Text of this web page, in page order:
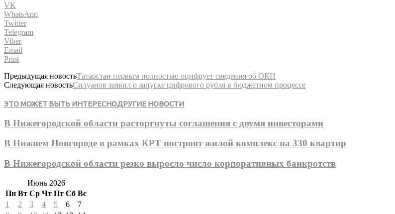
VK
WhatsApp
Twitter
Telegram
Viber
Email
Print
Предыдущая новостьТатарстан первым полностью оцифрует сведения об ОКН
Следующая новостьСилуанов заявил о запуске цифрового рубля в бюджетном процессе
ЭТО МОЖЕТ БЫТЬ ИНТЕРЕСНОДРУГИЕ НОВОСТИ
В Нижегородской области расторгнуты соглашения с двумя инвесторами
В Нижнем Новгороде в рамках КРТ построят жилой комплекс на 330 квартир
В Нижегородской области резко выросло число корпоративных банкротств
Июнь 2026
Пн Вт Ср Чт Пт Сб Вс
1
2 3 4 5 6
7